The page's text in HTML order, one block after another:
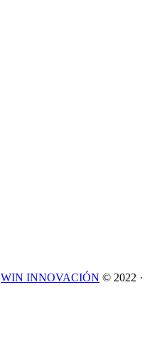
WIN INNOVACIÓN © 2022 ·